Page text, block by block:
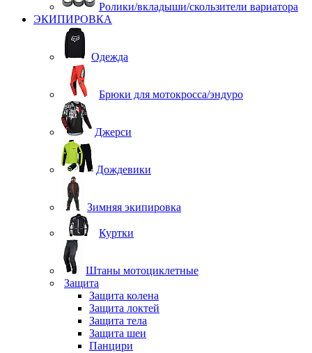
Ролики/вкладыши/скользители вариатора
ЭКИПИРОВКА
Одежда
Брюки для мотокросса/эндуро
Джерси
Дождевики
Зимняя экипировка
Куртки
Штаны мотоциклетные
Защита
Защита колена
Защита локтей
Защита тела
Защита шеи
Панцири